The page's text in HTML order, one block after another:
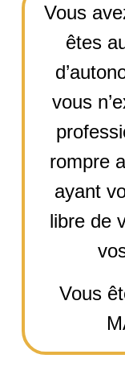
Vous
êtes
vous
rompre
ayant
libre de
Vous